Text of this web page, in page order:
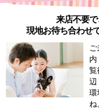
来店不要
現地お待ち合わせ
内
覧
辺
環
ね